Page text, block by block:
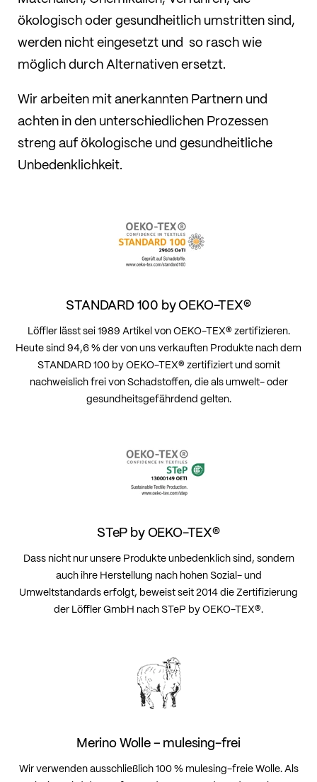
ökologisch oder gesundheitlich umstritten sind,
werden nicht eingesetzt und so rasch wie
möglich durch Alternativen ersetzt.
Wir arbeiten mit anerkannten Partnern und
achten in den unterschiedlichen Prozessen
streng auf ökologische und gesundheitliche
Unbedenklichkeit.
STANDARD 100 by OEKO-TEX®
Löffler lässt sei 1989 Artikel von OEKO-TEX® zertifizieren.
Heute sind 94,6 % der von uns verkauften Produkte nach dem
STANDARD 100 by OEKO-TEX® zertifiziert und somit
nachweislich frei von Schadstoffen, die als umwelt- oder
gesundheitsgefährdend gelten.
STeP by OEKO-TEX®
Dass nicht nur unsere Produkte unbedenklich sind, sondern
auch ihre Herstellung nach hohen Sozial- und
Umweltstandards erfolgt, beweist seit 2014 die Zertifizierung
der Löffler GmbH nach STeP by OEKO-TEX®.
Merino Wolle – mulesing-frei
Wir verwenden ausschließlich 100 % mulesing-freie Wolle. Als